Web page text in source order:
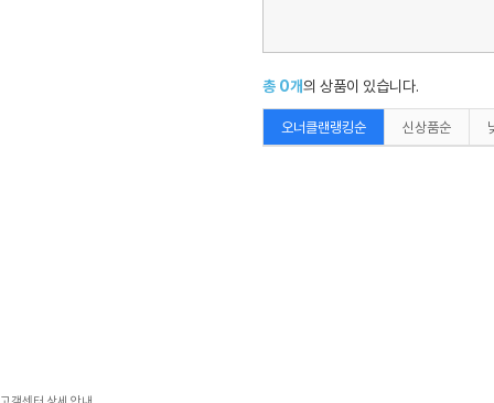
총 0개의 상품이 있습니다.
오너클랜랭킹순 신상품순